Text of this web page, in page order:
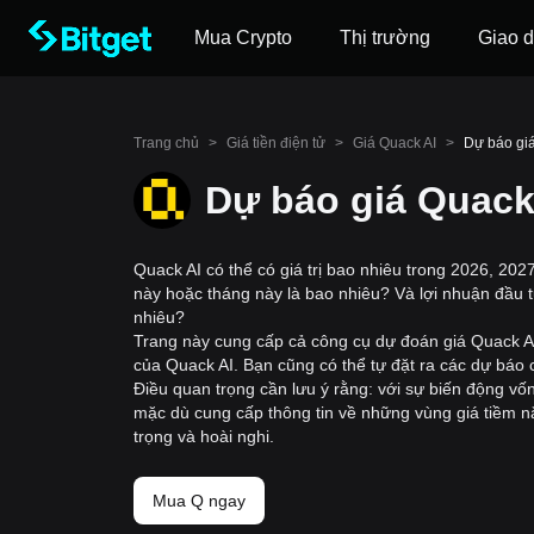
Mua Crypto Thị trường Giao
Trang chủ > Giá tiền điện tử > Giá Quack AI > Dự báo
Dự báo giá
Quack AI có thể có giá trị bao nhiêu trong 2026,
này hoặc tháng này là bao nhiêu? Và lợi nhuận
nhiêu?
Trang này cung cấp cả công cụ dự đoán giá Quack
của Quack AI. Bạn cũng có thể tự đặt ra các dự
Điều quan trọng cần lưu ý rằng: với sự biến động
mặc dù cung cấp thông tin về những vùng giá tiềm
trọng và hoài nghi.
Mua Q ngay